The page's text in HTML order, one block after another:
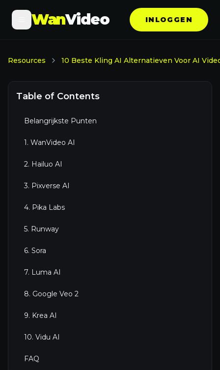
WanVideo INLOGGEN
Resources 10 Beste Kling AI Alternatieven Voor AI
Table of Contents
Belangrijkste Punten
1. WanVideo AI
2. Hailuo AI
3. Pixverse AI
4. Pika Labs
5. Runway
6. Sora
7. Luma AI
8. Google Veo 2
9. Krea AI
10. Vidu AI
FAQ